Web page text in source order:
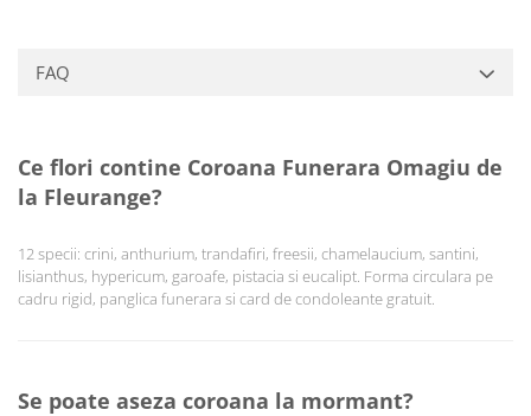
FAQ
Ce flori contine Coroana Funerara Omagiu de
la Fleurange?
12 specii: crini, anthurium, trandafiri, freesii, chamelaucium, santini,
lisianthus, hypericum, garoafe, pistacia si eucalipt. Forma circulara pe
cadru rigid, panglica funerara si card de condoleante gratuit.
Se poate aseza coroana la mormant?